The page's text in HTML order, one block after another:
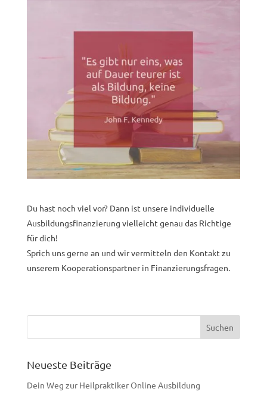
Du hast noch viel vor? Dann ist unsere individuelle
Ausbildungsfinanzierung vielleicht genau das Richtige
für dich!
Sprich uns gerne an und wir vermitteln den Kontakt zu
unserem Kooperationspartner in Finanzierungsfragen.
Neueste Beiträge
Dein Weg zur Heilpraktiker Online Ausbildung